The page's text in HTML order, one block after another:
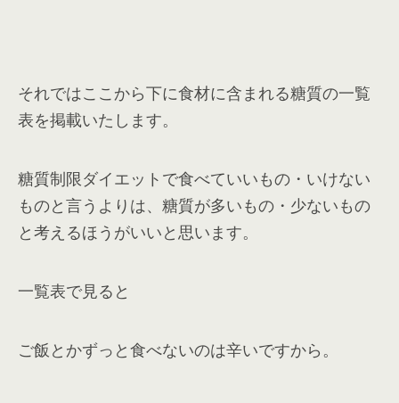
それではここから下に食材に含まれる糖質の一覧
表を掲載いたします。
糖質制限ダイエットで食べていいもの・いけない
ものと言うよりは、糖質が多いもの・少ないもの
と考えるほうがいいと思います。
一覧表で見ると
ご飯とかずっと食べないのは辛いですから。